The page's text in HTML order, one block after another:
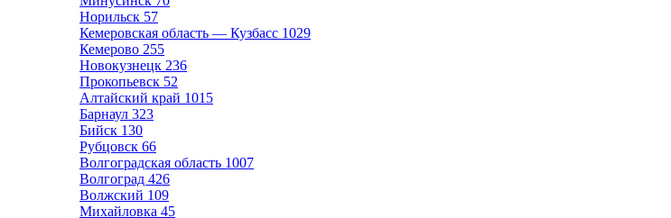
Норильск 57
Кемеровская область — Кузбасс 1029
Кемерово 255
Новокузнецк 236
Прокопьевск 52
Алтайский край 1015
Барнаул 323
Бийск 130
Рубцовск 66
Волгоградская область 1007
Волгоград 426
Волжский 109
Михайловка 45